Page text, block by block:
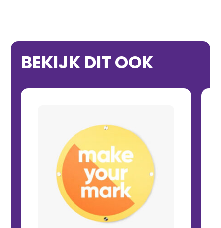
BEKIJK DIT OOK